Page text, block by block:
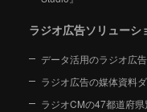
ラジオ広告ソリューシ
データ活用のラジオ広
ラジオ広告の媒体資料
ラジオCMの47都道府